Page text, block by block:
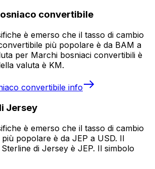
convertibile
è emerso che il tasso di cambio
più popolare è da BAM a
per Marchi bosniaci convertibili è
valuta è KM.
convertibile info
Jersey
è emerso che il tasso di cambio
popolare è da JEP a USD. Il
di Jersey è JEP. Il simbolo